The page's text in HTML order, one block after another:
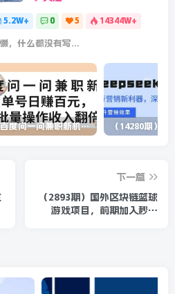
5.2W+ 0 5 14344W+
，什么都没有写...
百度问一问兼职新机遇，单号日赚百元，批量操作收入翻倍
下一篇
（2893期）国外区块链篮球
游戏项目，前期加入秒回